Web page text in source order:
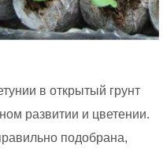
в открытый грунт
развитии и цветении.
подобрана,